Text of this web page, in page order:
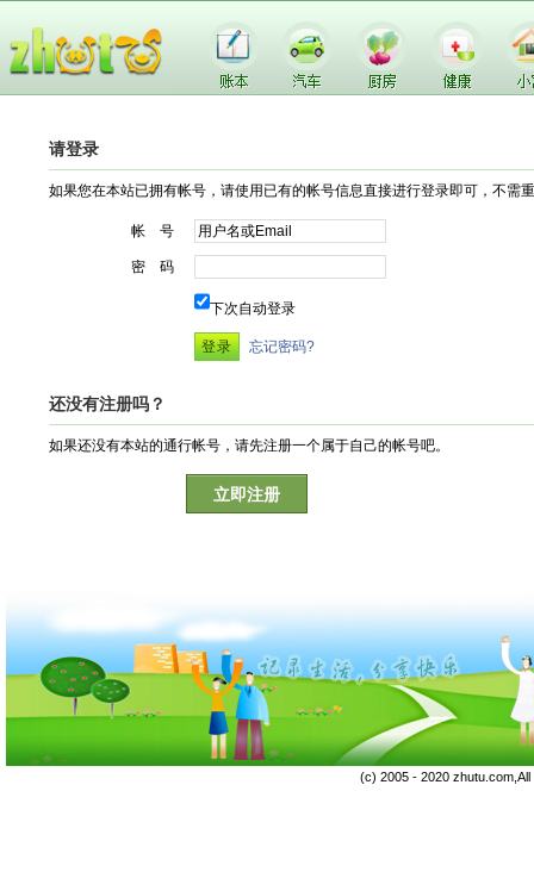
请登录
如果您在本站已拥有帐号，请使用已有的帐号信息直接进行登录即可，不需
帐 号
密 码
下次自动登录
忘记密码?
还没有注册吗？
如果还没有本站的通行帐号，请先注册一个属于自己的帐号吧。
立即注册
(c) 2005 - 2020